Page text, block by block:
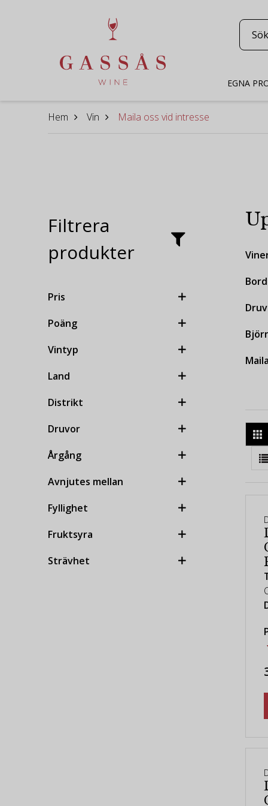
EGNA
Hem Vin Maila oss vid intresse
Filtrera
produkter
Pris
Poäng
Vintyp
Land
Distrikt
Druvor
Årgång
Avnjutes mellan
Fyllighet
Fruktsyra
Strävhet